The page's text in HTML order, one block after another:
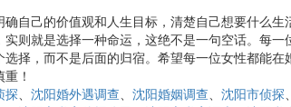
自己的价值观和人生目标，清楚自己想要什么
则就是选择一种命运，这绝不是一句空话。每
择，而不是后面的归宿。希望每一位女性都能
！
探、 沈阳婚外遇调查、 沈阳婚姻调查、 沈阳市侦探、